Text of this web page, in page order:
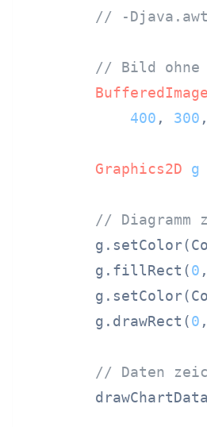
// -
// Bild ohne
BufferedImage
400 , 300
Graphics2D g
// Diagramm
        g.fillRect(
0
        g.drawRect(
0
// Daten